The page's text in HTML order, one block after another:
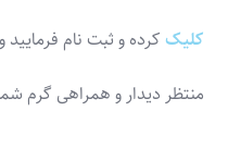
کلیک کرده و ثبت نام فرمایید و کد تخفیف
منتظر دیدار و همراهی گرم